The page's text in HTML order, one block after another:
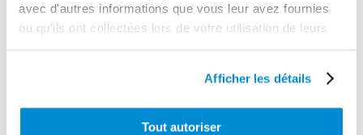
avec d'autres informations que vous leur avez fournies
ou qu'ils ont collectées lors de votre utilisation de leurs
Afficher les détails
Tout autoriser